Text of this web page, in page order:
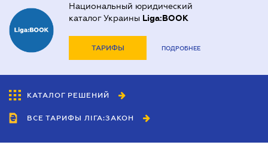
Национальный юридический
каталог Украины Liga:BOOK
ТАРИФЫ ПОДРОБНЕЕ
КАТАЛОГ РЕШЕНИЙ
ВСЕ ТАРИФЫ ЛІГА:ЗАКОН